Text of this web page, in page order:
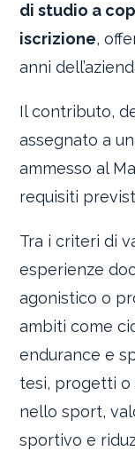
di studio a
iscrizione,
anni
Il contributo,
assegnato a
ammesso al
requisiti
Tra i criteri di
esperienze
agonistico o
ambiti come
endurance e
tesi, progetti
nello sport,
sportivo e